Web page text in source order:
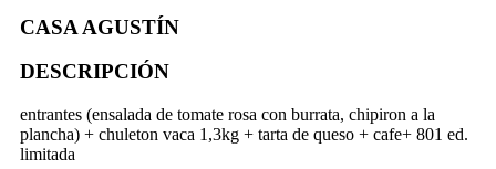
CASA AGUSTÍN
DESCRIPCIÓN
entrantes (ensalada de tomate rosa con burrata, chipiron a la
plancha) + chuleton vaca 1,3kg + tarta de queso + cafe+ 801 ed.
limitada